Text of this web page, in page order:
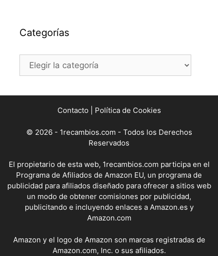
Categorías
Categorías
Contacto Política de Cookies
© 2026 - 1recambios.com - Todos los Derechos
Reservados
El propietario de esta web, 1recambios.com participa en el
Programa de Afiliados de Amazon EU, un programa de
publicidad para afiliados diseñado para ofrecer a sitios web
un modo de obtener comisiones por publicidad,
publicitando e incluyendo enlaces a Amazon.es y
Amazon.com
Amazon y el logo de Amazon son marcas registradas de
Amazon.com, Inc. o sus afiliados.